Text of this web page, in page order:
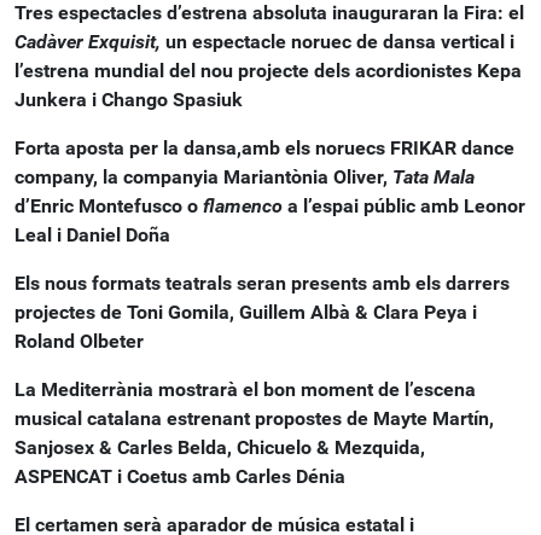
Tres espectacles d’estrena absoluta inauguraran la Fira: el
Cadàver Exquisit, un espectacle noruec de dansa vertical i
l’estrena mundial del nou projecte dels acordionistes Kepa
Junkera i Chango Spasiuk
Forta aposta per la dansa,amb els noruecs FRIKAR dance
company, la companyia Mariantònia Oliver, Tata Mala
d’Enric Montefusco o flamenco a l’espai públic amb Leonor
Leal i Daniel Doña
Els nous formats teatrals seran presents amb els darrers
projectes de Toni Gomila, Guillem Albà & Clara Peya i
Roland Olbeter
La Mediterrània mostrarà el bon moment de l’escena
musical catalana estrenant propostes de Mayte Martín,
Sanjosex & Carles Belda, Chicuelo & Mezquida,
ASPENCAT i Coetus amb Carles Dénia
El certamen serà aparador de música estatal i